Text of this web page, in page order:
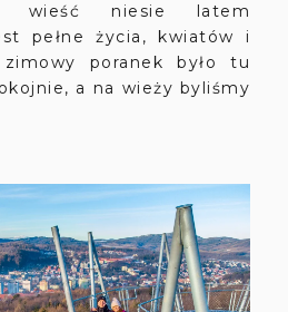
niesie latem
pełne życia, kwiatów i
poranek było tu
a na wieży byliśmy